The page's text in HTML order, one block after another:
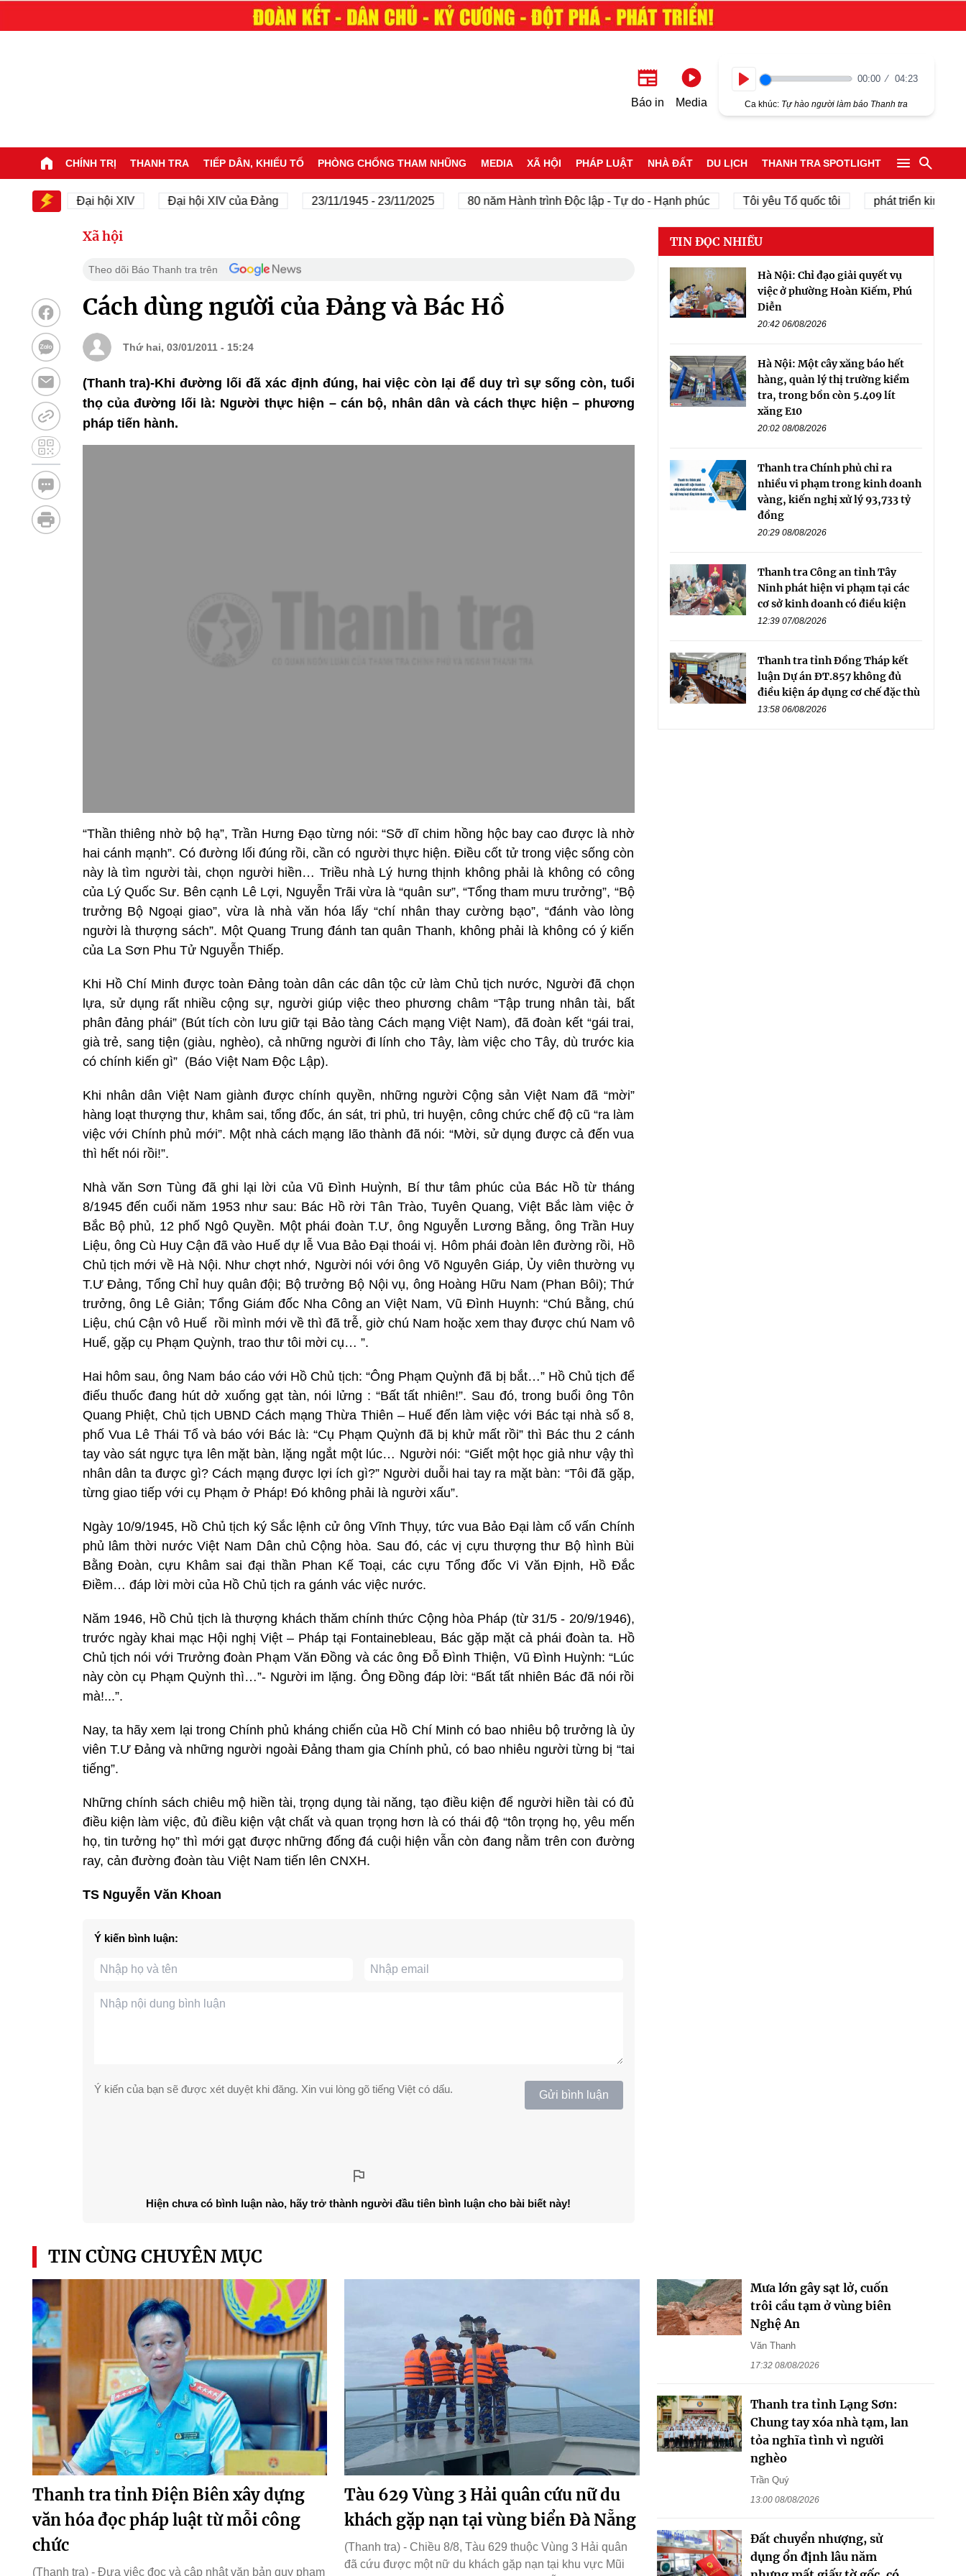
Báo in Media
00:00 04:23
Ca khúc: Tự hào người làm báo Thanh tra
CHÍNH TRỊ THANH TRA TIẾP DÂN, KHIẾU TỐ PHÒNG CHỐNG THAM NHŨNG MEDIA XÃ HỘI PHÁP LUẬT NHÀ ĐẤT DU LỊCH THANH TRA SPOTLIGHT
Đại hội XIV Đại hội XIV của Đảng 23/11/1945 - 23/11/2025 80 năm Hành trình Độc lập - Tự do - Hạnh phúc Tôi yêu Tổ quốc tôi phát triển kinh tế tư
Xã hội
Theo dõi Báo Thanh tra trên
Cách dùng người của Đảng và Bác Hồ
Thứ hai, 03/01/2011 - 15:24
(Thanh tra)-Khi đường lối đã xác định đúng, hai việc còn lại để duy trì sự sống còn, tuổi
thọ của đường lối là: Người thực hiện – cán bộ, nhân dân và cách thực hiện – phương
pháp tiến hành.
“Thần thiêng nhờ bộ hạ”, Trần Hưng Đạo từng nói: “Sỡ dĩ chim hồng hộc bay cao được là nhờ
hai cánh mạnh”. Có đường lối đúng rồi, cần có người thực hiện. Điều cốt tử trong việc sống còn
này là tìm người tài, chọn người hiền… Triều nhà Lý hưng thịnh không phải là không có công
của Lý Quốc Sư. Bên cạnh Lê Lợi, Nguyễn Trãi vừa là “quân sư”, “Tổng tham mưu trưởng”, “Bộ
trưởng Bộ Ngoại giao”, vừa là nhà văn hóa lấy “chí nhân thay cường bạo”, “đánh vào lòng
người là thượng sách”. Một Quang Trung đánh tan quân Thanh, không phải là không có ý kiến
của La Sơn Phu Tử Nguyễn Thiếp.
Khi Hồ Chí Minh được toàn Đảng toàn dân các dân tộc cử làm Chủ tịch nước, Người đã chọn
lựa, sử dụng rất nhiều cộng sự, người giúp việc theo phương châm “Tập trung nhân tài, bất
phân đảng phái” (Bút tích còn lưu giữ tại Bảo tàng Cách mạng Việt Nam), đã đoàn kết “gái trai,
già trẻ, sang tiện (giàu, nghèo), cả những người đi lính cho Tây, làm việc cho Tây, dù trước kia
có chính kiến gì” (Báo Việt Nam Độc Lập).
Khi nhân dân Việt Nam giành được chính quyền, những người Cộng sản Việt Nam đã “mời”
hàng loạt thượng thư, khâm sai, tổng đốc, án sát, tri phủ, tri huyện, công chức chế độ cũ “ra làm
việc với Chính phủ mới”. Một nhà cách mạng lão thành đã nói: “Mời, sử dụng được cả đến vua
thì hết nói rồi!”.
Nhà văn Sơn Tùng đã ghi lại lời của Vũ Đình Huỳnh, Bí thư tâm phúc của Bác Hồ từ tháng
8/1945 đến cuối năm 1953 như sau: Bác Hồ rời Tân Trào, Tuyên Quang, Việt Bắc làm việc ở
Bắc Bộ phủ, 12 phố Ngô Quyền. Một phái đoàn T.Ư, ông Nguyễn Lương Bằng, ông Trần Huy
Liệu, ông Cù Huy Cận đã vào Huế dự lễ Vua Bảo Đại thoái vị. Hôm phái đoàn lên đường rồi, Hồ
Chủ tịch mới về Hà Nội. Như chợt nhớ, Người nói với ông Võ Nguyên Giáp, Ủy viên thường vụ
T.Ư Đảng, Tổng Chỉ huy quân đội; Bộ trưởng Bộ Nội vụ, ông Hoàng Hữu Nam (Phan Bôi); Thứ
trưởng, ông Lê Giản; Tổng Giám đốc Nha Công an Việt Nam, Vũ Đình Huynh: “Chú Bằng, chú
Liệu, chú Cận vô Huế rồi mình mới về thì đã trễ, giờ chú Nam hoặc xem thay được chú Nam vô
Huế, gặp cụ Phạm Quỳnh, trao thư tôi mời cụ… ”.
Hai hôm sau, ông Nam báo cáo với Hồ Chủ tịch: “Ông Phạm Quỳnh đã bị bắt…” Hồ Chủ tịch để
điếu thuốc đang hút dở xuống gạt tàn, nói lửng : “Bất tất nhiên!”. Sau đó, trong buổi ông Tôn
Quang Phiệt, Chủ tịch UBND Cách mạng Thừa Thiên – Huế đến làm việc với Bác tại nhà số 8,
phố Vua Lê Thái Tổ và báo với Bác là: “Cụ Phạm Quỳnh đã bị khử mất rồi” thì Bác thu 2 cánh
tay vào sát ngực tựa lên mặt bàn, lặng ngắt một lúc… Người nói: “Giết một học giả như vậy thì
nhân dân ta được gì? Cách mạng được lợi ích gì?” Người duỗi hai tay ra mặt bàn: “Tôi đã gặp,
từng giao tiếp với cụ Phạm ở Pháp! Đó không phải là người xấu”.
Ngày 10/9/1945, Hồ Chủ tịch ký Sắc lệnh cử ông Vĩnh Thụy, tức vua Bảo Đại làm cố vấn Chính
phủ lâm thời nước Việt Nam Dân chủ Cộng hòa. Sau đó, các vị cựu thượng thư Bộ hình Bùi
Bằng Đoàn, cựu Khâm sai đại thần Phan Kế Toại, các cựu Tổng đốc Vi Văn Định, Hồ Đắc
Điềm… đáp lời mời của Hồ Chủ tịch ra gánh vác việc nước.
Năm 1946, Hồ Chủ tịch là thượng khách thăm chính thức Cộng hòa Pháp (từ 31/5 - 20/9/1946),
trước ngày khai mạc Hội nghị Việt – Pháp tại Fontainebleau, Bác gặp mặt cả phái đoàn ta. Hồ
Chủ tịch nói với Trưởng đoàn Phạm Văn Đồng và các ông Đỗ Đình Thiện, Vũ Đình Huỳnh: “Lúc
này còn cụ Phạm Quỳnh thì…”- Người im lặng. Ông Đồng đáp lời: “Bất tất nhiên Bác đã nói rồi
mà!...”.
Nay, ta hãy xem lại trong Chính phủ kháng chiến của Hồ Chí Minh có bao nhiêu bộ trưởng là ủy
viên T.Ư Đảng và những người ngoài Đảng tham gia Chính phủ, có bao nhiêu người từng bị “tai
tiếng”.
Những chính sách chiêu mộ hiền tài, trọng dụng tài năng, tạo điều kiện để người hiền tài có đủ
điều kiện làm việc, đủ điều kiện vật chất và quan trọng hơn là có thái độ “tôn trọng họ, yêu mến
họ, tin tưởng họ” thì mới gạt được những đống đá cuội hiện vẫn còn đang nằm trên con đường
ray, cản đường đoàn tàu Việt Nam tiến lên CNXH.
TS Nguyễn Văn Khoan
Ý kiến bình luận:
Ý kiến của bạn sẽ được xét duyệt khi đăng. Xin vui lòng gõ tiếng Việt có dấu. Gửi bình luận
Hiện chưa có bình luận nào, hãy trở thành người đầu tiên bình luận cho bài biết này!
TIN ĐỌC NHIỀU
Hà Nội: Chỉ đạo giải quyết vụ
việc ở phường Hoàn Kiếm, Phú
Diễn
20:42 06/08/2026
Hà Nội: Một cây xăng báo hết
hàng, quản lý thị trường kiểm
tra, trong bồn còn 5.409 lít
xăng E10
20:02 08/08/2026
Thanh tra Chính phủ chỉ ra
nhiều vi phạm trong kinh doanh
vàng, kiến nghị xử lý 93,733 tỷ
đồng
20:29 08/08/2026
Thanh tra Công an tỉnh Tây
Ninh phát hiện vi phạm tại các
cơ sở kinh doanh có điều kiện
12:39 07/08/2026
Thanh tra tỉnh Đồng Tháp kết
luận Dự án ĐT.857 không đủ
điều kiện áp dụng cơ chế đặc thù
13:58 06/08/2026
TIN CÙNG CHUYÊN MỤC
Thanh tra tỉnh Điện Biên xây dựng
văn hóa đọc pháp luật từ mỗi công
chức
(Thanh tra) - Đưa việc đọc và cập nhật văn bản quy phạm
Tàu 629 Vùng 3 Hải quân cứu nữ du
khách gặp nạn tại vùng biển Đà Nẵng
(Thanh tra) - Chiều 8/8, Tàu 629 thuộc Vùng 3 Hải quân
đã cứu được một nữ du khách gặp nạn tại khu vực Mũi
Mưa lớn gây sạt lở, cuốn
trôi cầu tạm ở vùng biên
Nghệ An
Văn Thanh
17:32 08/08/2026
Thanh tra tỉnh Lạng Sơn:
Chung tay xóa nhà tạm, lan
tỏa nghĩa tình vì người
nghèo
Trần Quý
13:00 08/08/2026
Đất chuyển nhượng, sử
dụng ổn định lâu năm